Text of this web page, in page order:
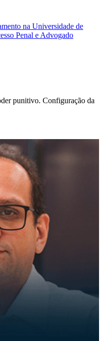
na Universidade de
Penal e Advogado
punitivo. Configuração da